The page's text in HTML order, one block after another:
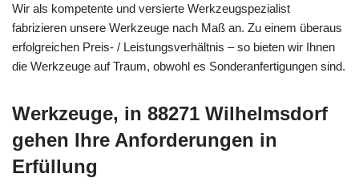
Wir als kompetente und versierte Werkzeugspezialist
fabrizieren unsere Werkzeuge nach Maß an. Zu einem überaus
erfolgreichen Preis- / Leistungsverhältnis – so bieten wir Ihnen
die Werkzeuge auf Traum, obwohl es Sonderanfertigungen sind.
Werkzeuge, in 88271 Wilhelmsdorf
gehen Ihre Anforderungen in
Erfüllung